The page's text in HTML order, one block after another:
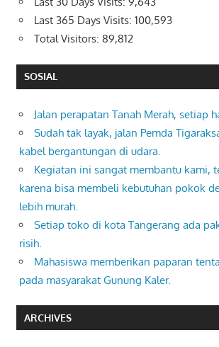
Last 365 Days Visits: 100,593
Total Visitors: 89,812
SOSIAL
Jalan perapatan Tanah Merah, setiap
Sudah tak layak, jalan Pemda
kabel bergantungan di udara.
Kegiatan ini sangat membantu kami,
karena bisa membeli kebutuhan pokok
lebih murah.
Setiap toko di kota Tangerang ada
risih.
Mahasiswa memberikan paparan
pada masyarakat Gunung Kaler.
ARCHIVES